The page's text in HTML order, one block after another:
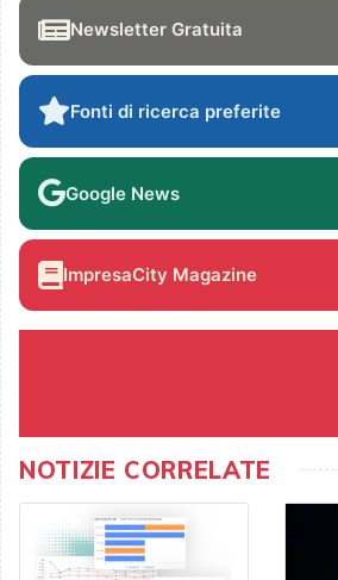
Newsletter Gratuita
Fonti di ricerca preferite
Google News
ImpresaCity Magazine
NOTIZIE CORRELATE